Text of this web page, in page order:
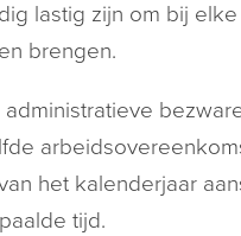
lastig zijn om bij
brengen.
administratieve
het kalenderjaar
tijd.